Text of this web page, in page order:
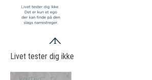
Livet tester dig ikke